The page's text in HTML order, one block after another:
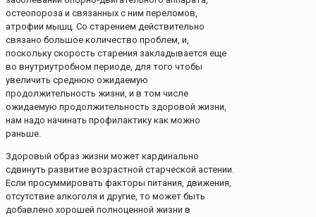
остеопороза и связанных с ним переломов,
атрофии мышц. Со старением действительно
связано большое количество проблем, и,
поскольку скорость старения закладывается еще
во внутриутробном периоде, для того чтобы
увеличить среднюю ожидаемую
продолжительность жизни, и в том числе
ожидаемую продолжительность здоровой жизни,
нам надо начинать профилактику как можно
раньше.
Здоровый образ жизни может кардинально
сдвинуть развитие возрастной старческой астении.
Если просуммировать факторы питания, движения,
отсутствие алкоголя и другие, то может быть
добавлено хорошей полноценной жизни в